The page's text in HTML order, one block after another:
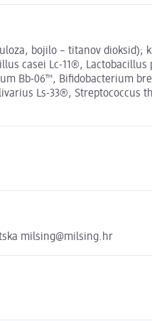
bojilo – titanov dioksid);
casei Lc-11®,
Bb-06™, Bifidobacterium
Ls-33®,
milsing@milsing.hr